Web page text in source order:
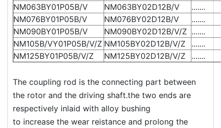
NM063BY01P05B/V
NM063BY02D12B/V
.......
NM076BY01P05B/V
NM076BY02D12B/V
.......
NM090BY01P05B/V
NM090BY02D12B/V/Z .......
NM105B/VY01P05B/V/Z NM105BY02D12B/V/Z
.......
NM125BY01P05B/V/Z
NM125BY02D12B/V/Z .......
The coupling rod is the connecting part between
the rotor and the driving shaft.the two ends are
respectively inlaid with alloy bushing
to increase the wear reistance and prolong the